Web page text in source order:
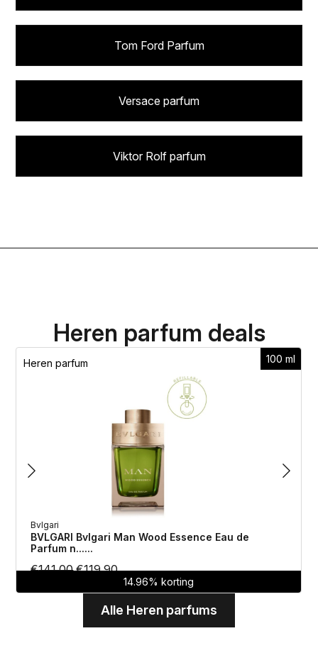
Tom Ford Parfum
Versace parfum
Viktor Rolf parfum
Heren parfum deals
100 ml
Heren parfum
Bvlgari
BVLGARI Bvlgari Man Wood Essence Eau de
Parfum n......
€141.00Oorspronkelijke
€141.00.
€119.90Huidige
prijs
is:
€119.90.
14.96% korting
Alle Heren parfums